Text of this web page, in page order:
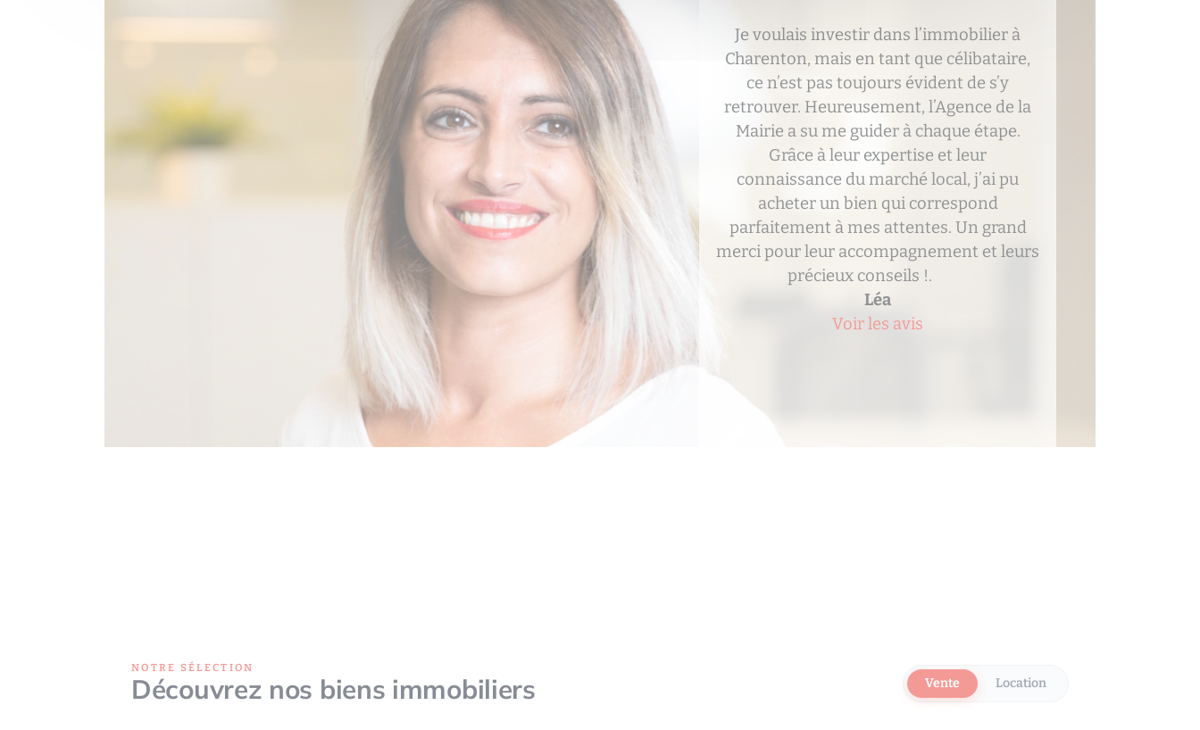
Avec l’arrivée de notre bébé, il nous fallait
plus d’espace, et vendre rapidement notre
appartement était essentiel pour nous
lancer dans un nouveau projet
immobilier. L’Agence de la Mairie à
Charenton a été d’un soutien inestimable
! Écoute, professionnalisme et efficacité
étaient au rendez-vous. Grâce à eux, nous
avons vendu au bon prix et trouvé notre
nouveau nid douillet sans stress. Un
immense merci à toute l’équipe !.
Judith
Voir les avis
NOTRE SÉLECTION
Découvrez nos biens immobiliers Vente Location